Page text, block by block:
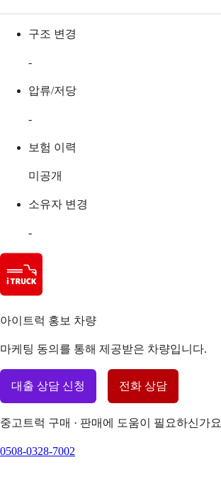
구조 변경
-
압류/저당
-
보험 이력
미공개
소유자 변경
-
아이트럭 홍보 차량
마케팅 동의를 통해 제공받은 차량입니다.
대출 상담 신청 전화 상담
중고트럭 구매 · 판매에 도움이 필요하신가
0508-0328-7002